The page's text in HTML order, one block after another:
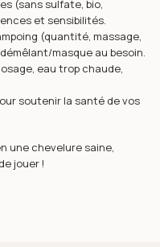
(sans sulfate, bio,
et sensibilités.
(quantité, massage,
masque au besoin.
eau trop chaude,
soutenir la santé de vos
une chevelure saine,
jouer !